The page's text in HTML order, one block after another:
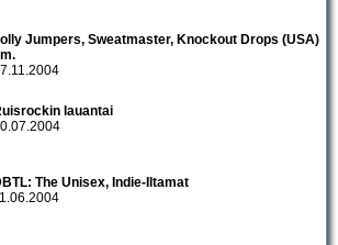
Jumpers, Sweatmaster, Knockout Drops (USA)
lauantai
The Unisex, Indie-Iltamat